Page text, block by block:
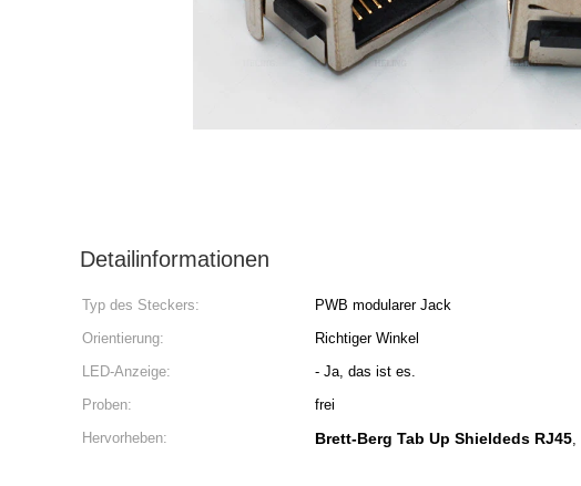
Detailinformationen
Typ des Steckers: PWB modularer Jack
Orientierung:
Richtiger Winkel
LED-Anzeige:
- Ja, das ist es.
Proben:
frei
Hervorheben:
Brett-Berg Tab Up Shieldeds RJ45,